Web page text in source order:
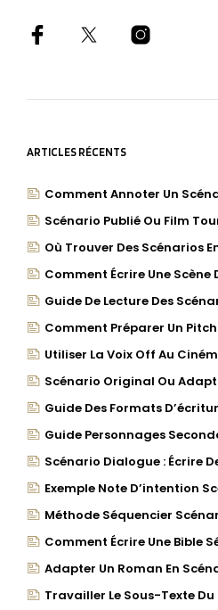
ARTICLES RÉCENTS
Comment Annoter Un
Scénario Publié Ou Film
Où Trouver Des Scénarios
Comment Écrire Une
Guide De Lecture Des
Comment Préparer Un Pitch
Utiliser La Voix Off Au
Scénario Original Ou
Guide Des Formats
Guide Personnages
Scénario Dialogue : Écrire
Exemple Note D’intention
Méthode Séquencier
Comment Écrire Une Bible
Adapter Un Roman En
Travailler Le Sous-Texte